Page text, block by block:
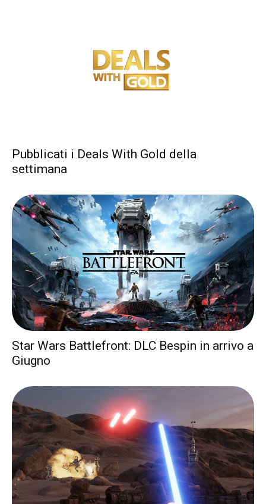
Pubblicati i Deals With Gold della
settimana
Star Wars Battlefront: DLC Bespin in arrivo a
Giugno